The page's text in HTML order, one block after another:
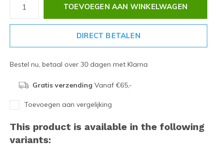
TOEVOEGEN AAN WINKELWAGEN
DIRECT BETALEN
Bestel nu, betaal over 30 dagen met Klarna
Gratis verzending Vanaf €65,-
Toevoegen aan vergelijking
This product is available in the following
variants: